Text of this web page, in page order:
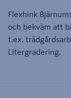
Flexhink
och bekväm att
t.ex.
Litergradering.